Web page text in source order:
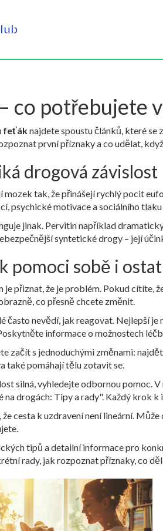
co potřebujete
feťáknajdete spoustu článků, které se
první příznaky a co udělat,
drogová závislost
mozek tak, že přinášejí rychlý pocit
psychické motivace a sociálního
jinak. Pervitin například
syntetické drogy – její
pomoci sobě i
je přiznat, že je problém. Pokud cítíte,
co přesně chcete změnit.
často nevědí, jak reagovat. Nejlepší
informace o možnostech
začít s jednoduchými změnami:
také pomáhají tělu zotavit se.
silná, vyhledejte odbornou pomoc.
na drogách: Tipy a rady". Každý krok
cesta k uzdravení není lineární.
tipů a detailní informace pro
rady, jak rozpoznat příznaky, co